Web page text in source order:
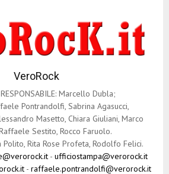
VeroRock
Marcello Dubla;
Pontrandolfi, Sabrina Agasucci,
Masetto, Chiara Giuliani, Marco
Sestito, Rocco Faruolo.
Polito, Rita Rose Profeta, Rodolfo Felici.
- ufficiostampa@verorock.it
- raffaele.pontrandolfi@verorock.it